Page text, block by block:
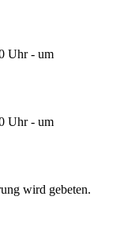
Uhr - um
Uhr - um
wird gebeten.